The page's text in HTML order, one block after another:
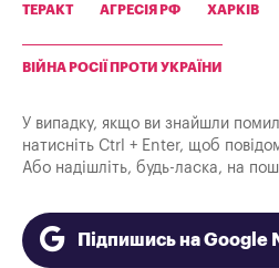
ТЕРАКТ АГРЕСІЯ РФ ХАРКІВ
ВІЙНА РОСІЇ ПРОТИ УКРАЇНИ
У випадку, якщо ви знайшли
натисніть Ctrl + Enter, щоб
Або надішліть, будь-ласка, на
Підпишись на Google